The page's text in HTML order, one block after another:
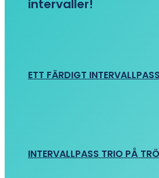
intervaller!
ETT FÄRDIGT
INTERVALLPASS TRIO PÅ